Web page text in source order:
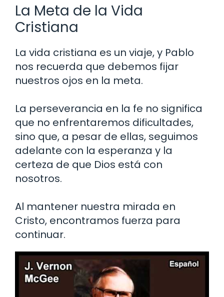
La Meta de la Vida
Cristiana
La vida cristiana es un viaje, y Pablo
nos recuerda que debemos fijar
nuestros ojos en la meta.
La perseverancia en la fe no significa
que no enfrentaremos dificultades,
sino que, a pesar de ellas, seguimos
adelante con la esperanza y la
certeza de que Dios está con
nosotros.
Al mantener nuestra mirada en
Cristo, encontramos fuerza para
continuar.